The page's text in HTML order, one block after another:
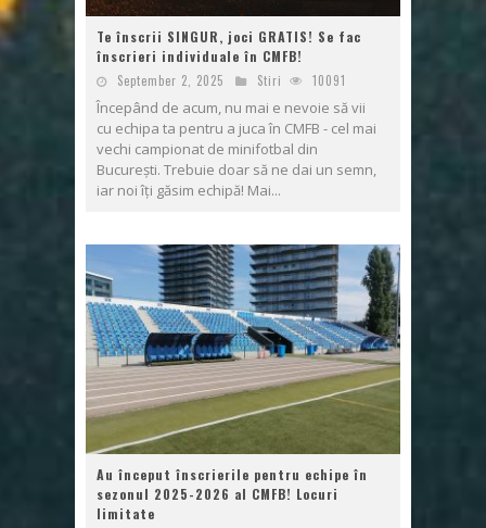
Te înscrii SINGUR, joci GRATIS! Se fac
înscrieri individuale în CMFB!
September 2, 2025 Stiri 10091
Începând de acum, nu mai e nevoie să vii
cu echipa ta pentru a juca în CMFB - cel mai
vechi campionat de minifotbal din
București. Trebuie doar să ne dai un semn,
iar noi îți găsim echipă! Mai...
Au început înscrierile pentru echipe în
sezonul 2025-2026 al CMFB! Locuri
limitate